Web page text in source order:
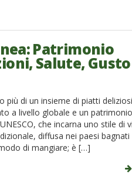
Patrimonio
Salute,
di un insieme di piatti
a livello globale e un
che incarna uno stile di
diffusa nei paesi
di mangiare; è […]